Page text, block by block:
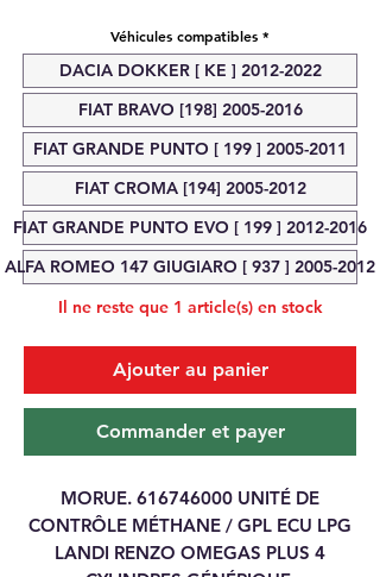
Véhicules compatibles *
DACIA DOKKER [ KE ] 2012-2022
FIAT BRAVO [198] 2005-2016
FIAT GRANDE PUNTO [ 199 ] 2005-2011
FIAT CROMA [194] 2005-2012
FIAT GRANDE PUNTO EVO [ 199 ] 2012-2016
ALFA ROMEO 147 GIUGIARO [ 937 ] 2005-2012
Il ne reste que 1 article(s) en stock
Ajouter au panier
Commander et payer
MORUE. 616746000 UNITÉ DE
CONTRÔLE MÉTHANE / GPL ECU LPG
LANDI RENZO OMEGAS PLUS 4